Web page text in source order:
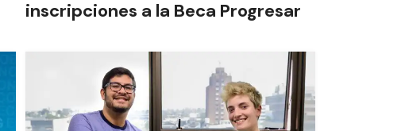
inscripciones a la Beca Progresar